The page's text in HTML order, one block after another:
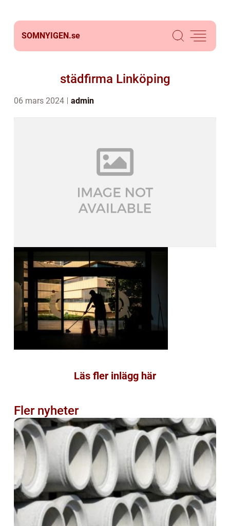
SOMNYIGEN.se
städfirma Linköping
06 mars 2024 admin
Läs fler inlägg här
Fler nyheter